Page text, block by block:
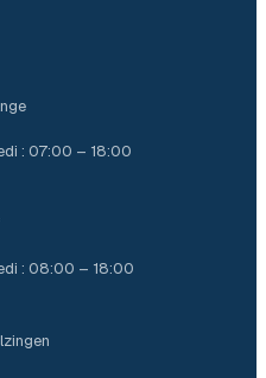
: 07:00 – 18:00
: 08:00 – 18:00